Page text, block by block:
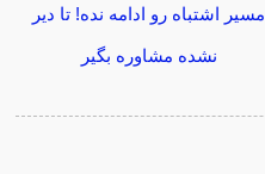
مسیر اشتباه رو ادامه نده! تا دیر
نشده مشاوره بگیر